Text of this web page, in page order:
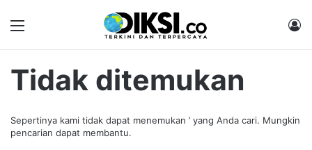
Tidak ditemukan
Sepertinya kami tidak dapat menemukan ’ yang Anda cari. Mungkin
pencarian dapat membantu.